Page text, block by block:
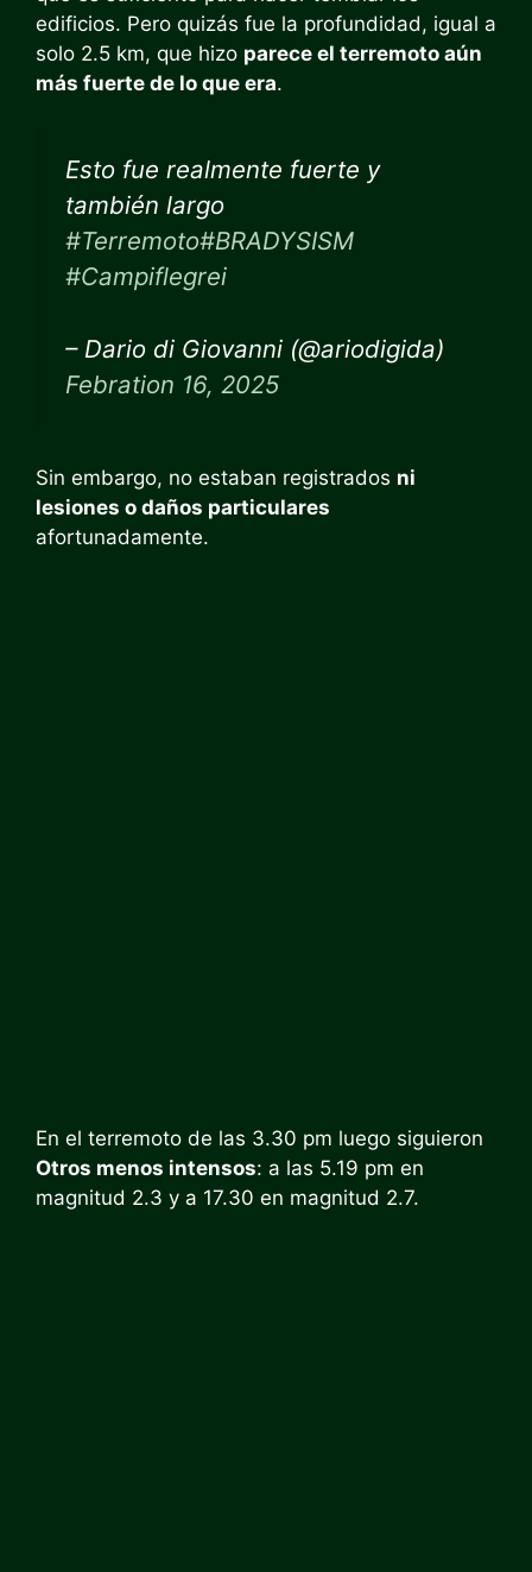
edificios. Pero quizás fue la profundidad, igual a
solo 2.5 km, que hizo parece el terremoto aún
más fuerte de lo que era.
Esto fue realmente fuerte y
también largo
#Terremoto#BRADYSISM
#Campiflegrei
– Dario di Giovanni (@ariodigida)
Febration 16, 2025
Sin embargo, no estaban registrados ni
lesiones o daños particulares
afortunadamente.
En el terremoto de las 3.30 pm luego siguieron
Otros menos intensos: a las 5.19 pm en
magnitud 2.3 y a 17.30 en magnitud 2.7.